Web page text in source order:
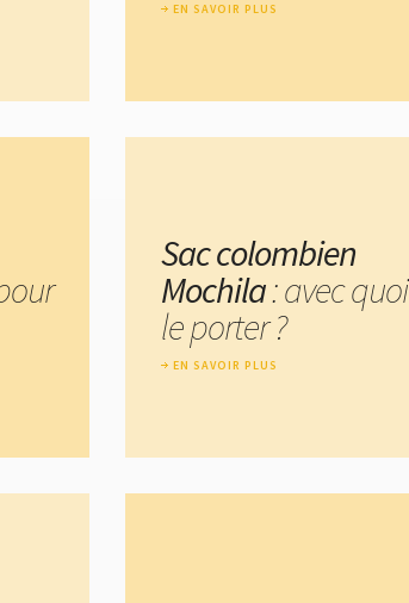
EN SAVOIR PLUS
Sac colombien
Mochila: avec quoi
le porter ?
EN SAVOIR PLUS